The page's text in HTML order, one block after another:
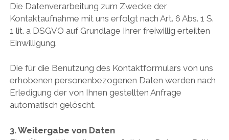
Die Datenverarbeitung zum Zwecke der
Kontaktaufnahme mit uns erfolgt nach Art. 6 Abs. 1 S.
1 lit. a DSGVO auf Grundlage Ihrer freiwillig erteilten
Einwilligung.
Die für die Benutzung des Kontaktformulars von uns
erhobenen personenbezogenen Daten werden nach
Erledigung der von Ihnen gestellten Anfrage
automatisch gelöscht.
3. Weitergabe von Daten